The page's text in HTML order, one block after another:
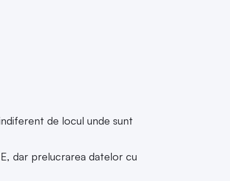
de locul unde sunt
dar prelucrarea datelor cu